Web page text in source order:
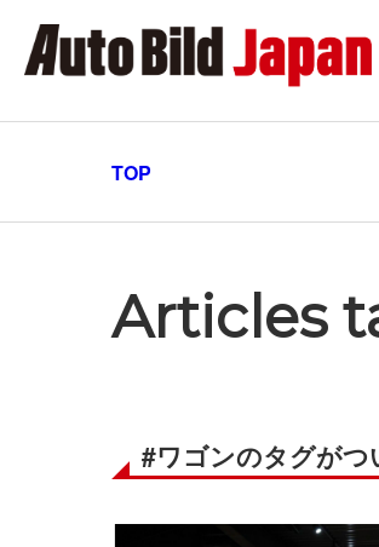
TOP
Articles
#ワゴンのタグが